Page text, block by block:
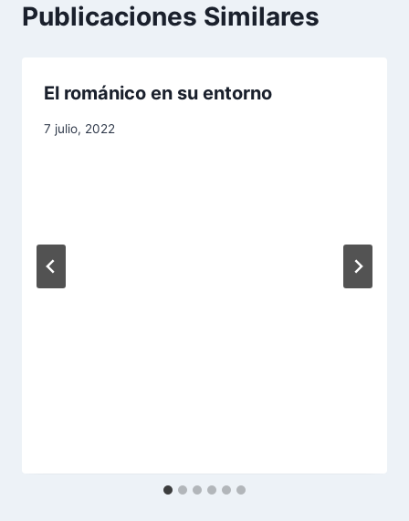
Publicaciones Similares
El románico en su entorno
Por
7 julio, 2022